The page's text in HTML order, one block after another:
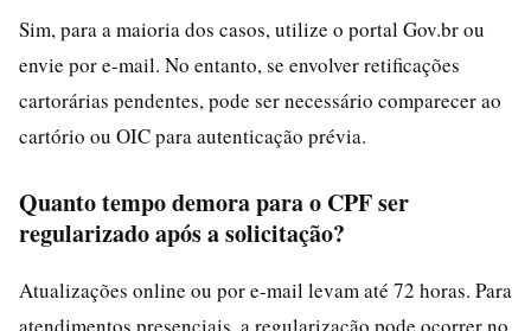
Sim, para a maioria dos casos, utilize o portal Gov.br ou
envie por e-mail. No entanto, se envolver retificações
cartorárias pendentes, pode ser necessário comparecer ao
cartório ou OIC para autenticação prévia.
Quanto tempo demora para o CPF ser
regularizado após a solicitação?
Atualizações online ou por e-mail levam até 72 horas. Para